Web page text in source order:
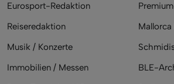
Eurosport-Redaktion
Reiseredaktion
Musik / Konzerte
Immobilien / Messen
Mallorca
BLE-